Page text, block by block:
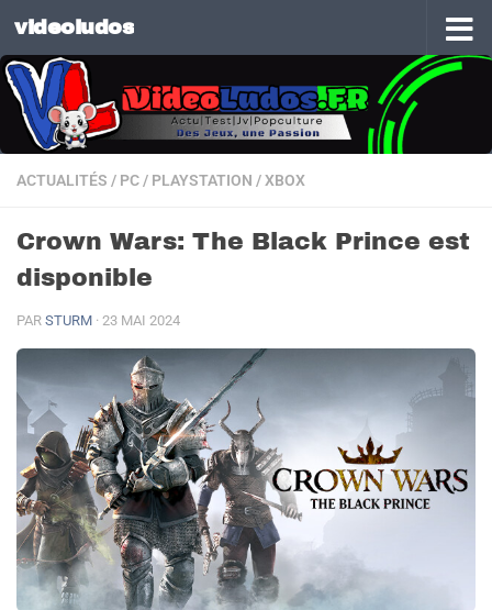
Skip to content
videoludos
ACTUALITÉS / PC/ PLAYSTATION /XBOX
Crown Wars: The Black Prince est
disponible
PAR STURM · 23 MAI 2024